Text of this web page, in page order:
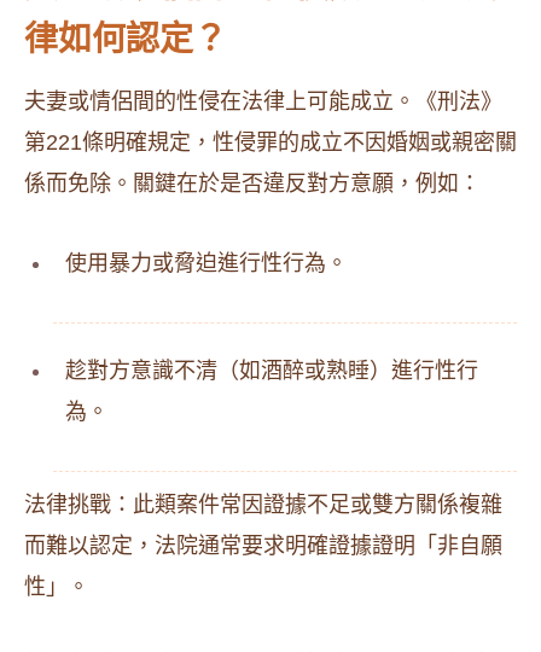
律如何認定？
夫妻或情侶間的性侵在法律上可能成立。《刑法》
第221條明確規定，性侵罪的成立不因婚姻或親密關
係而免除。關鍵在於是否違反對方意願，例如：
使用暴力或脅迫進行性行為。
趁對方意識不清（如酒醉或熟睡）進行性行
為。
法律挑戰：此類案件常因證據不足或雙方關係複雜
而難以認定，法院通常要求明確證據證明「非自願
性」。